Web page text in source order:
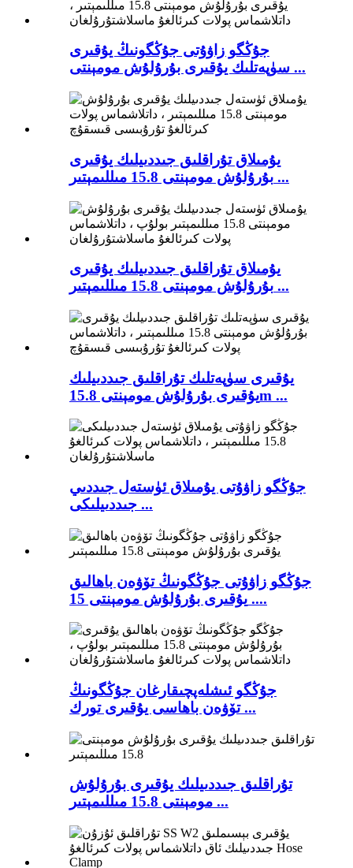
جۇڭگو زاۋۇتى جۇڭگونىڭ يۇقىرى
سۈپەتلىك يۇقىرى بۇرۇلۇش مومېنتى ...
يۇمىلاق تۇراقلىق جىددىيلىك يۇقىرى
بۇرۇلۇش مومېنتى 15.8 مىللىمېتىر ...
يۇمىلاق تۇراقلىق جىددىيلىك يۇقىرى
بۇرۇلۇش مومېنتى 15.8 مىللىمېتىر ...
يۇقىرى سۈپەتلىك تۇراقلىق جىددىيلىك
يۇقىرى بۇرۇلۇش مومېنتى 15.8m ...
جۇڭگو زاۋۇتى يۇمىلاق ئۈستەل جىددىي
جىددىيلىكى ...
جۇڭگو زاۋۇتى جۇڭگونىڭ تۆۋەن باھالىق
يۇقىرى بۇرۇلۇش مومېنتى 15 ....
جۇڭگو ئىشلەپچىقارغان جۇڭگونىڭ
تۆۋەن باھاسى يۇقىرى تورك ...
تۇراقلىق جىددىيلىك يۇقىرى بۇرۇلۇش
مومېنتى 15.8 مىللىمېتىر ...